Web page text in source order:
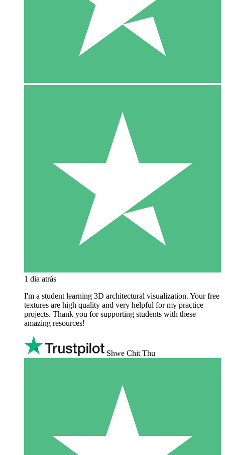
1 dia atrás
I'm a student learning 3D architectural visualization. Your free
textures are high quality and very helpful for my practice
projects. Thank you for supporting students with these
amazing resources!
Shwe Chit Thu